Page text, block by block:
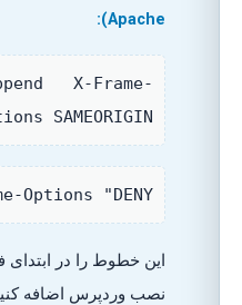
Apache):
X-Frame-
Options SAMEORIGIN
Options "DENY"
این خطوط را در ابتدای فایل
نصب وردپرس اضافه کنید.